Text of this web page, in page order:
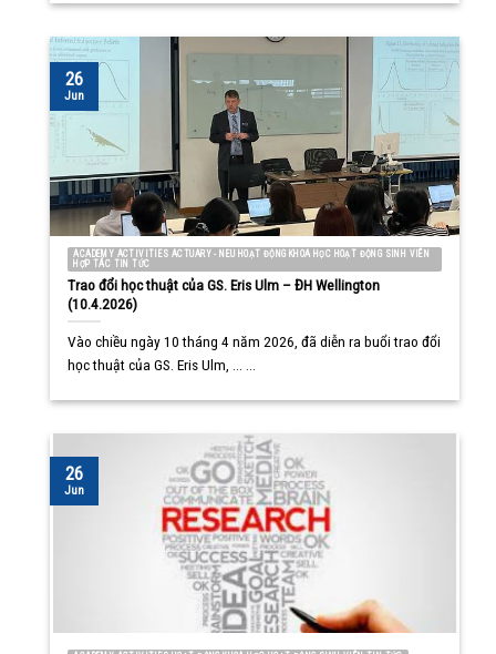
ACADEMY ACTIVITIES ACTUARY - NEU HOẠT ĐỘNG KHOA HỌC HOẠT ĐỘNG SINH VIÊN
HỢP TÁC TIN TỨC
Trao đổi học thuật của GS. Eris Ulm – ĐH Wellington
(10.4.2026)
Vào chiều ngày 10 tháng 4 năm 2026, đã diễn ra buổi trao đổi
học thuật của GS. Eris Ulm, ... ...
26
Jun
26
Jun